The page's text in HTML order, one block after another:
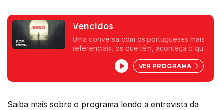
Vencidos
Uma conversa com os portugueses mais
referenciais, os que têm, aconteça o que
conversa ao domingo de manhã em que
cada um falará exclusivamente sobre
falhas, arrependimentos, não
VER PROGRAMA
Saiba mais sobre o programa lendo a entrevista da